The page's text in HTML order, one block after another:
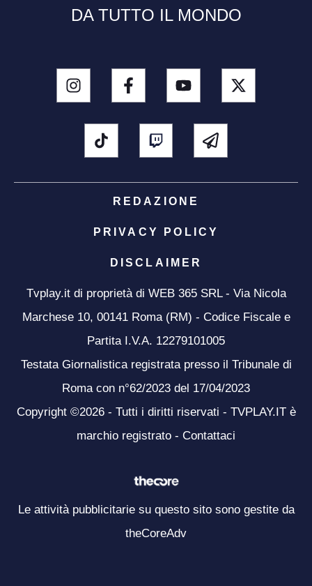
DA TUTTO IL MONDO
REDAZIONE
PRIVACY POLICY
DISCLAIMER
Tvplay.it di proprietà di WEB 365 SRL - Via Nicola
Marchese 10, 00141 Roma (RM) - Codice Fiscale e
Partita I.V.A. 12279101005
Testata Giornalistica registrata presso il Tribunale di
Roma con n°62/2023 del 17/04/2023
Copyright ©2026 - Tutti i diritti riservati - TVPLAY.IT è
marchio registrato - Contattaci
Le attività pubblicitarie su questo sito sono gestite da
theCoreAdv